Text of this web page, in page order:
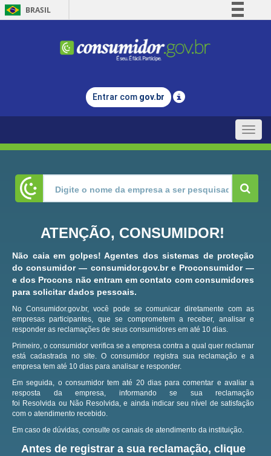
BRASIL
Comunica BR
Legislação
Entrar com gov.br
Toggle
ATENÇÃO, CONSUMIDOR!
Não caia em golpes! Agentes dos sistemas de proteção
do consumidor — consumidor.gov.br e Proconsumidor —
e dos Procons não entram em contato com consumidores
para solicitar dados pessoais.
No Consumidor.gov.br, você pode se comunicar diretamente com as
empresas participantes, que se comprometem a receber, analisar e
responder as reclamações de seus consumidores em até 10 dias.
Primeiro, o consumidor verifica se a empresa contra a qual quer reclamar
está cadastrada no site.O consumidor registra sua reclamação e a
empresa tem até 10 dias para analisar e responder.
Em seguida, o consumidor tem até 20 dias para comentar e avaliar a
resposta da empresa, informando se sua reclamação
foi Resolvida ou Não Resolvida, e ainda indicar seu nível de satisfação
com o atendimento recebido.
Em caso de dúvidas, consulte os canais de atendimento da instituição.
Antes de registrar a sua reclamação, clique